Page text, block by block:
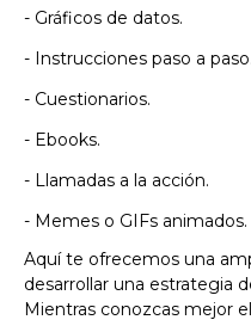
- Gráficos de datos.
- Instrucciones paso a paso.
- Cuestionarios.
- Ebooks.
- Llamadas a la acción.
- Memes o GIFs animados.
Aquí te ofrecemos una
desarrollar una estrategia
Mientras conozcas mejor